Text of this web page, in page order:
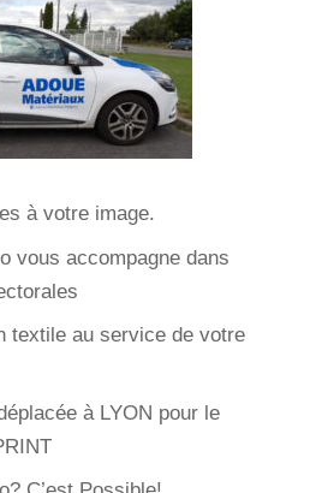
à votre image.
vous accompagne dans
textile au service de votre
à LYON pour le